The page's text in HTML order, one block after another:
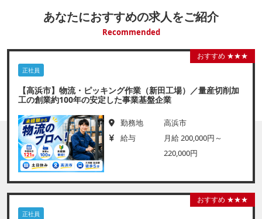
あなたにおすすめの求人をご紹介
Recommended
おすすめ ★★★
正社員
【高浜市】物流・ピッキング作業（新田工場）／量産切削加
工の創業約100年の安定した事業基盤企業
勤務地
高浜市
給与
月給 200,000円～
220,000円
おすすめ ★★★
正社員